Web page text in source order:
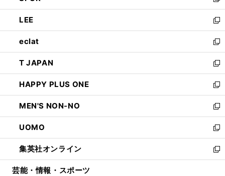
開
く
ウ
で
開
く
ン
ド
ウ
で
開
く
ウ
ィ
ン
ド
ウ
で
開
く
し
い
ウ
ィ
ン
ド
ウ
で
開
く
LEE
新
し
い
ウ
ィ
ン
ド
ウ
で
開
く
eclat
新
し
い
ウ
ィ
ン
ド
ウ
で
開
く
T JAPAN
新
し
い
ウ
ィ
ン
ド
ウ
で
開
HAPPY PLUS ONE
新
し
い
ウ
ィ
ン
ド
ウ
MEN'S NON-NO
新
し
い
ウ
ィ
ン
UOMO
新
し
い
ウ
集英社オンライン
新
し
芸能・情報・スポーツ